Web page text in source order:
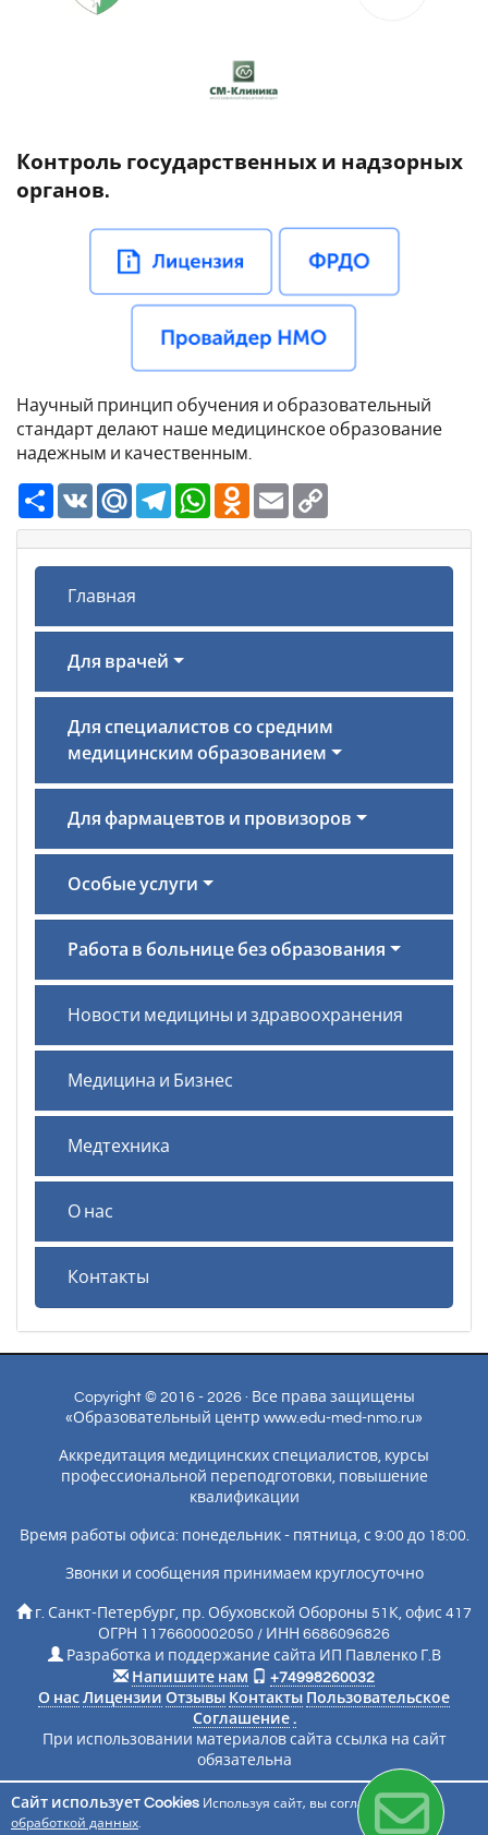
Контроль государственных и надзорных
органов.
Научный принцип обучения и образовательный
стандарт делают наше медицинское образование
надежным и качественным.
РесурсVK Mail.Ru TelegramWhatsAppOdnoklassniki
Email
Главная
Для врачей
Для специалистов со средним
медицинским образованием
Для фармацевтов и провизоров
Особые услуги
Работа в больнице без образования
Новости медицины и здравоохранения
Медицина и Бизнес
Медтехника
О нас
Контакты
Copyright © 2016 - 2026 · Все права защищены
«Образовательный центр www.edu-med-nmo.ru»
Аккредитация медицинских специалистов, курсы
профессиональной переподготовки, повышение
квалификации
Время работы офиса: понедельник - пятница, с 9:00 до 18:00.
Звонки и сообщения принимаем круглосуточно
г. Санкт-Петербург, пр. Обуховской Обороны 51К, офис 417
ОГРН 1176600002050 / ИНН 6686096826
Разработка и поддержание сайта ИП Павленко Г.В
Напишите нам
+74998260032
О нас Лицензии Отзывы Контакты Пользовательское
Соглашение .
При использовании материалов сайта ссылка на сайт
обязательна
Подписаться на новости
Сайт использует Cookies Используя сайт, вы соглашаетесь с
обработкой данных.